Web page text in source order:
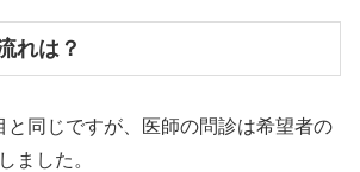
れは？
と同じですが、医師の問診は希望者の
ました。